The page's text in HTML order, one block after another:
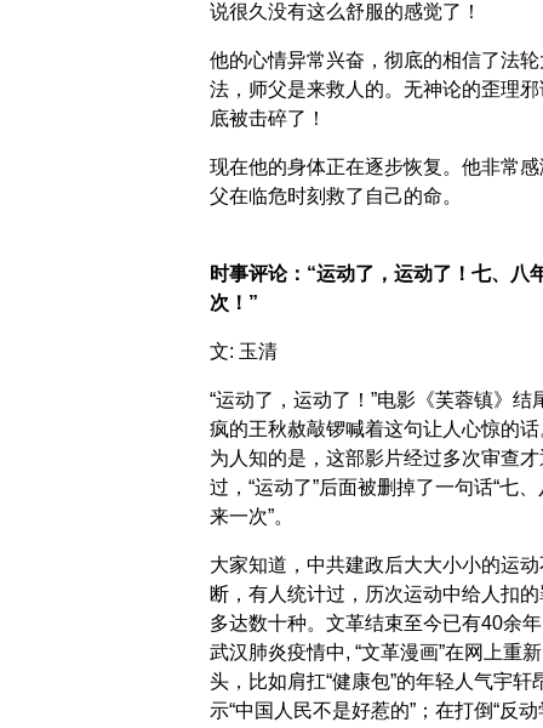
说很久没有这么舒服的感觉了！
他的心情异常兴奋，彻底的相信了法轮
法，师父是来救人的。无神论的歪理邪
底被击碎了！
现在他的身体正在逐步恢复。他非常感
父在临危时刻救了自己的命。
时事评论：“运动了，运动了！七、八
次！”
文: 玉清
“运动了，运动了！”电影《芙蓉镇》结
疯的王秋赦敲锣喊着这句让人心惊的话
为人知的是，这部影片经过多次审查才
过，“运动了”后面被删掉了一句话“七、
来一次”。
大家知道，中共建政后大大小小的运动
断，有人统计过，历次运动中给人扣
多达数十种。文革结束至今已有40余
武汉肺炎疫情中, “文革漫画”在网上重
头，比如肩扛“健康包”的年轻人气宇轩
示“中国人民不是好惹的”；在打倒“反